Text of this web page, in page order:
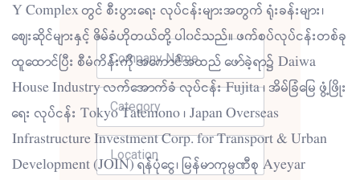
Y Complex တွင် စီးပွားရေး လုပ်ငန်းများအတွက် ရုံးခန်းများ၊
ဈေးဆိုင်များနှင့် ဇိမ်ခံဟိုတယ်တို့ ပါ၀င်သည်။ ဖက်စပ်လုပ်ငန်းတစ်ခု
ထူထောင်ပြီး စီမံကိန်းကို အကောင်အထည် ဖော်ခဲ့ရာ၌ Daiwa
House Industry လက်အောက်ခံ လုပ်ငန်း Fujita ၊ အိမ်ခြံမြေ ဖွံ့ဖြိုး
ရေး လုပ်ငန်း Tokyo Tatemono ၊ Japan Overseas
Infrastructure Investment Corp. for Transport & Urban
Development (JOIN) ရန်ပုံငွေ၊ မြန်မာကုမ္ပဏီစု Ayeyar